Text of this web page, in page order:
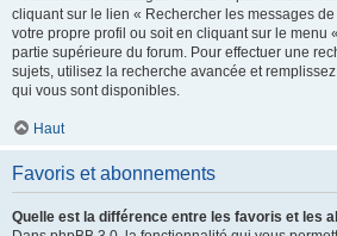
cliquant sur le lien « Rechercher les messages
votre propre profil ou soit en cliquant sur le menu
partie supérieure du forum. Pour effectuer une
sujets, utilisez la recherche avancée et
qui vous sont disponibles.
Haut
Favoris et abonnements
Quelle est la différence entre les favoris et les